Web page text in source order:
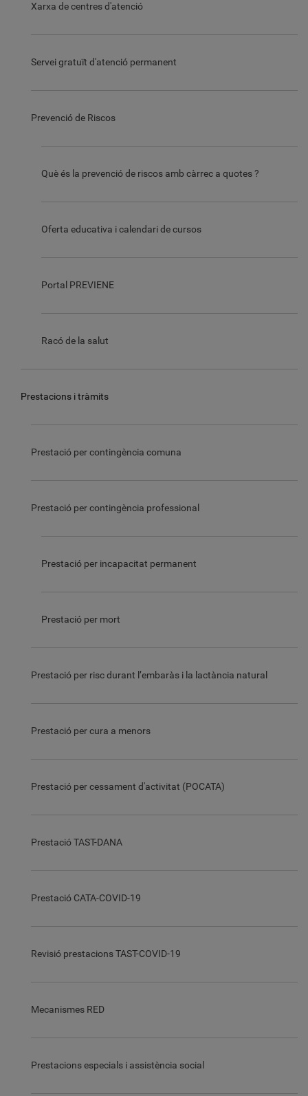
Xarxa de centres d'atenció
Servei gratuït d'atenció permanent
Prevenció de Riscos
Què és la prevenció de riscos amb càrrec a quotes ?
Oferta educativa i calendari de cursos
Portal PREVIENE
Racó de la salut
Prestacions i tràmits
Prestació per contingència comuna
Prestació per contingència professional
Prestació per incapacitat permanent
Prestació per mort
Prestació per risc durant l’embaràs i la lactància natural
Prestació per cura a menors
Prestació per cessament d'activitat (POCATA)
Prestació TAST-DANA
Prestació CATA-COVID-19
Revisió prestacions TAST-COVID-19
Mecanismes RED
Prestacions especials i assistència social